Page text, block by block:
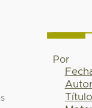
Por
Título